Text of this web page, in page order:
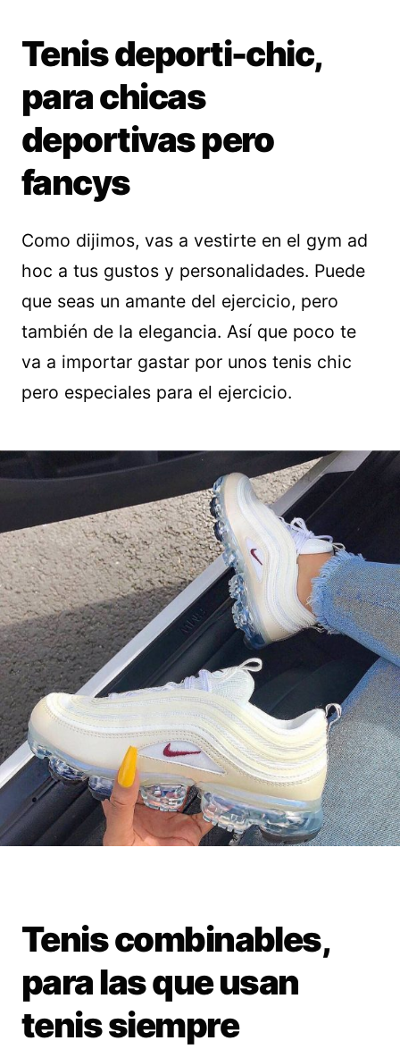
Tenis deporti-chic,
para chicas
deportivas pero
fancys
Como dijimos, vas a vestirte en el gym ad
hoc a tus gustos y personalidades. Puede
que seas un amante del ejercicio, pero
también de la elegancia. Así que poco te
va a importar gastar por unos tenis chic
pero especiales para el ejercicio.
Tenis combinables,
para las que usan
tenis siempre